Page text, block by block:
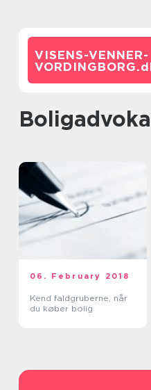
VISENS-VENNER-
VORDINGBORG.
06. February 2018
Kend faldgruberne, når
du køber bolig